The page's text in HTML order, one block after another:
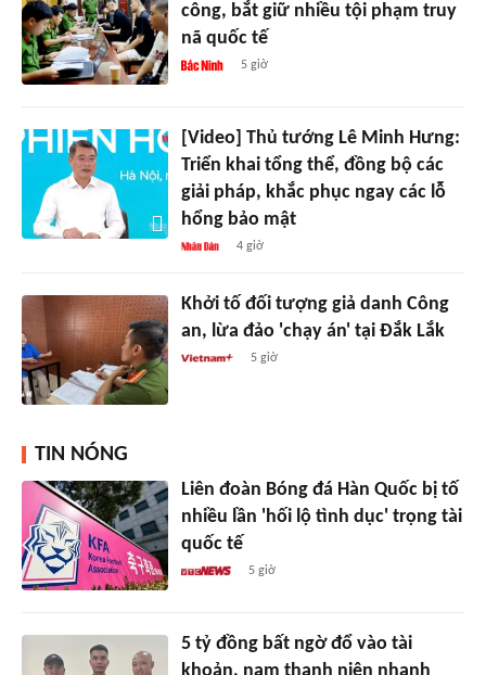
công, bắt giữ nhiều tội phạm truy
nã quốc tế
5 giờ
[Video] Thủ tướng Lê Minh Hưng:
Triển khai tổng thể, đồng bộ các
giải pháp, khắc phục ngay các lỗ
hổng bảo mật
4 giờ
Khởi tố đối tượng giả danh Công
an, lừa đảo 'chạy án' tại Đắk Lắk
5 giờ
TIN NÓNG
Liên đoàn Bóng đá Hàn Quốc bị tố
nhiều lần 'hối lộ tình dục' trọng tài
quốc tế
5 giờ
5 tỷ đồng bất ngờ đổ vào tài